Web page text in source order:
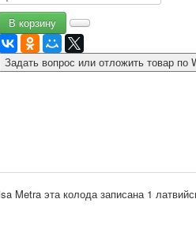
Приглашение
Новости
Новости карточных колод
Новости открыток
Задать вопрос или отложить товар по
Metra эта колода записана 1